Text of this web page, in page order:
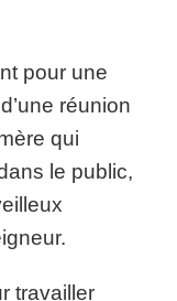
pour une
réunion
qui
le public,
travailler